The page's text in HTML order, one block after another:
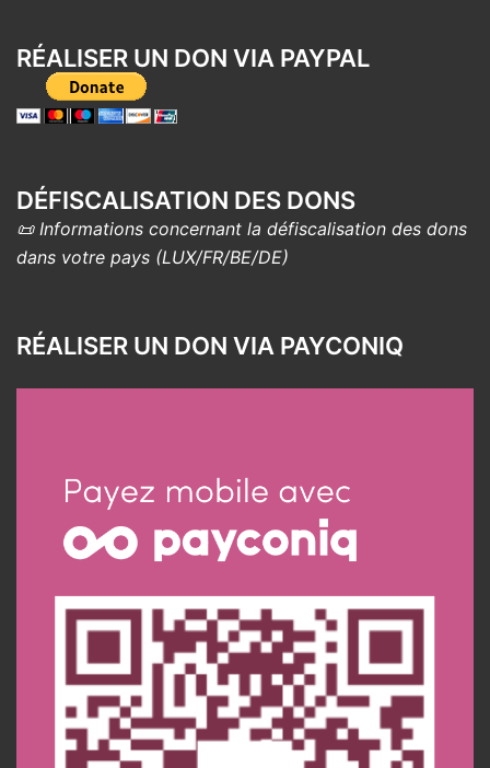
RÉALISER UN DON VIA PAYPAL
DÉFISCALISATION DES DONS
📜 Informations concernant la défiscalisation des dons
dans votre pays (LUX/FR/BE/DE)
RÉALISER UN DON VIA PAYCONIQ